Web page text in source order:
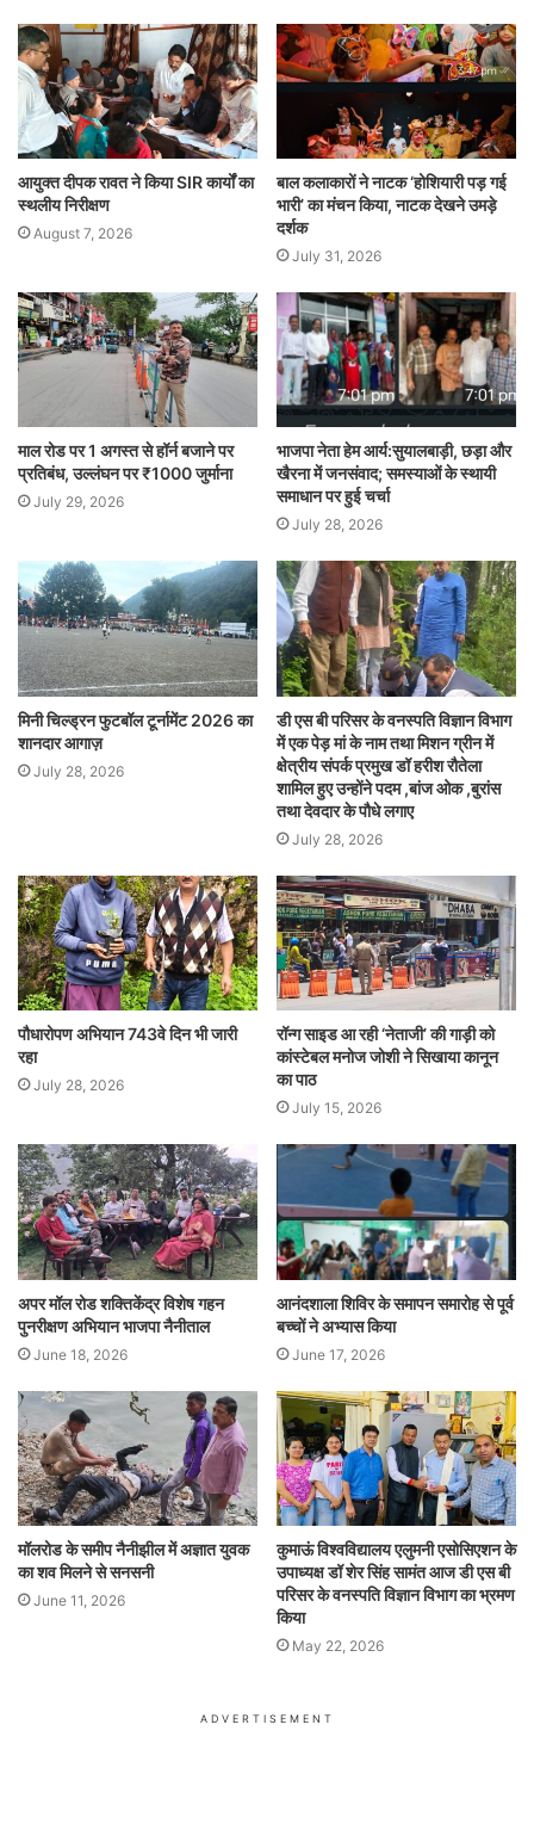
आयुक्त दीपक रावत ने किया SIR कार्यों का
स्थलीय निरीक्षण
August 7, 2026
बाल कलाकारों ने नाटक ‘होशियारी पड़ गई
भारी’ का मंचन किया, नाटक देखने उमड़े
दर्शक
July 31, 2026
माल रोड पर 1 अगस्त से हॉर्न बजाने पर
प्रतिबंध, उल्लंघन पर ₹1000 जुर्माना
July 29, 2026
भाजपा नेता हेम आर्य:सुयालबाड़ी, छड़ा और
खैरना में जनसंवाद; समस्याओं के स्थायी
समाधान पर हुई चर्चा
July 28, 2026
मिनी चिल्ड्रन फुटबॉल टूर्नामेंट 2026 का
शानदार आगाज़
July 28, 2026
डी एस बी परिसर के वनस्पति विज्ञान विभाग
में एक पेड़ मां के नाम तथा मिशन ग्रीन में
क्षेत्रीय संपर्क प्रमुख डॉ हरीश रौतेला
शामिल हुए उन्होंने पदम ,बांज ओक ,बुरांस
तथा देवदार के पौधे लगाए
July 28, 2026
पौधारोपण अभियान 743वे दिन भी जारी
रहा
July 28, 2026
रॉन्ग साइड आ रही ‘नेताजी’ की गाड़ी को
कांस्टेबल मनोज जोशी ने सिखाया कानून
का पाठ
July 15, 2026
अपर मॉल रोड शक्तिकेंद्र विशेष गहन
पुनरीक्षण अभियान भाजपा नैनीताल
June 18, 2026
आनंदशाला शिविर के समापन समारोह से पूर्व
बच्चों ने अभ्यास किया
June 17, 2026
मॉलरोड के समीप नैनीझील में अज्ञात युवक
का शव मिलने से सनसनी
June 11, 2026
कुमाऊं विश्वविद्यालय एलुमनी एसोसिएशन के
उपाध्यक्ष डॉ शेर सिंह सामंत आज डी एस बी
परिसर के वनस्पति विज्ञान विभाग का भ्रमण
किया
May 22, 2026
ADVERTISEMENT